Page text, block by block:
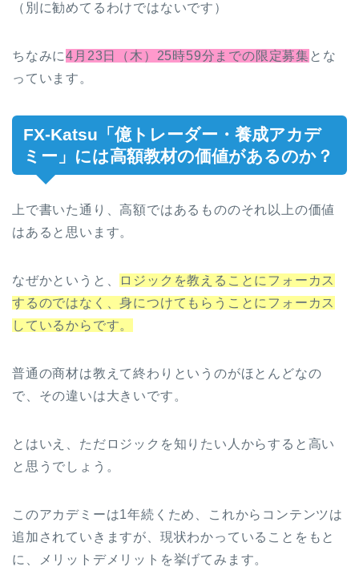
（別に勧めてるわけではないです）
ちなみに4月23日（木）25時59分までの限定募集 とな
っています。
FX-Katsu「億トレーダー・養成アカデ
ミー」には高額教材の価値があるのか？
上で書いた通り、高額ではあるもののそれ以上の価値
はあると思います。
なぜかというと、
ロジックを教えることにフォーカス
するのではなく、身につけてもらうことにフォーカス
しているからです。
普通の商材は教えて終わりというのがほとんどなの
で、その違いは大きいです。
とはいえ、ただロジックを知りたい人からすると高い
と思うでしょう。
このアカデミーは1年続くため、これからコンテンツは
追加されていきますが、現状わかっていることをもと
に、メリットデメリットを挙げてみます。